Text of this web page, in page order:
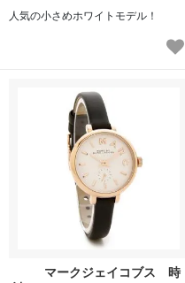
人気の小さめホワイトモデル！
マークジェイコブス 時